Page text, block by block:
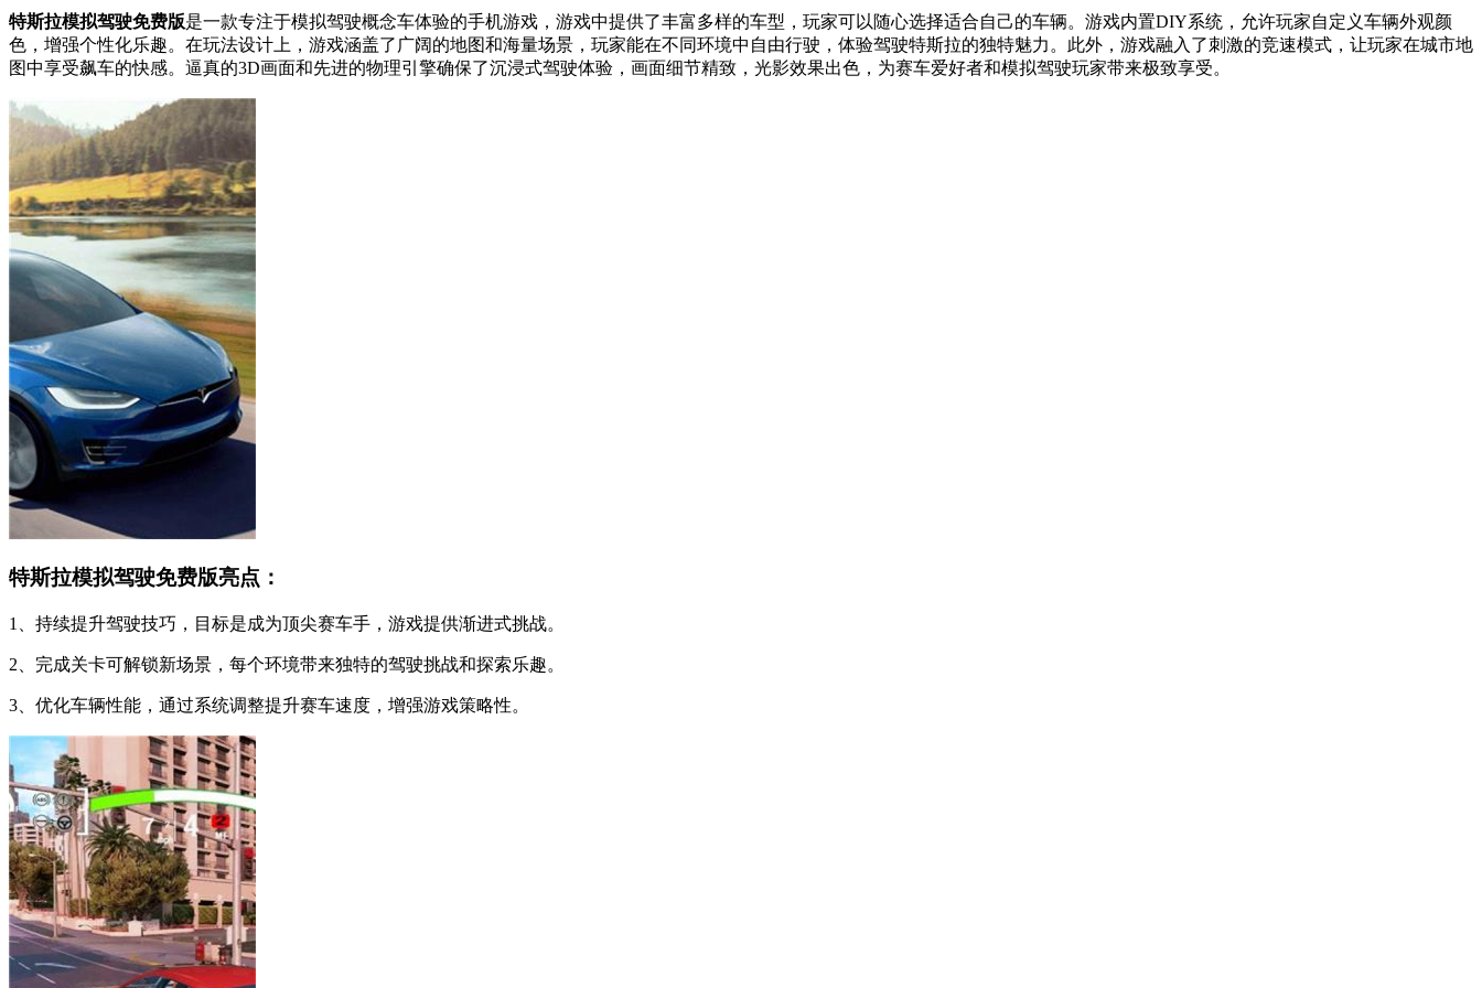
特斯拉模拟驾驶免费版是一款专注于模拟驾驶概念车体验的手机游戏，游戏中提供了丰富多样的车型，玩家可以随心选择适合自己的车辆。游戏内置DIY系统，允许玩家自定义车辆外观颜
色，增强个性化乐趣。在玩法设计上，游戏涵盖了广阔的地图和海量场景，玩家能在不同环境中自由行驶，体验驾驶特斯拉的独特魅力。此外，游戏融入了刺激的竞速模式，让玩家在城市地
图中享受飙车的快感。逼真的3D画面和先进的物理引擎确保了沉浸式驾驶体验，画面细节精致，光影效果出色，为赛车爱好者和模拟驾驶玩家带来极致享受。
特斯拉模拟驾驶免费版亮点：
1、持续提升驾驶技巧，目标是成为顶尖赛车手，游戏提供渐进式挑战。
2、完成关卡可解锁新场景，每个环境带来独特的驾驶挑战和探索乐趣。
3、优化车辆性能，通过系统调整提升赛车速度，增强游戏策略性。